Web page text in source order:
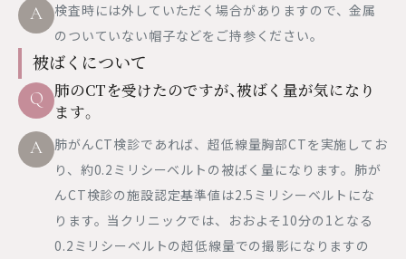
A
検査時には外していただく場合がありますので、金属
のついていない帽子などをご持参ください。
被ばくについて
Q 肺のCTを受けたのですが、被ばく量が気になり
ます。
A
肺がんCT検診であれば、超低線量胸部CTを実施してお
り、約0.2ミリシーベルトの被ばく量になります。肺が
んCT検診の施設認定基準値は2.5ミリシーベルトにな
ります。当クリニックでは、おおよそ10分の1となる
0.2ミリシーベルトの超低線量での撮影になりますの